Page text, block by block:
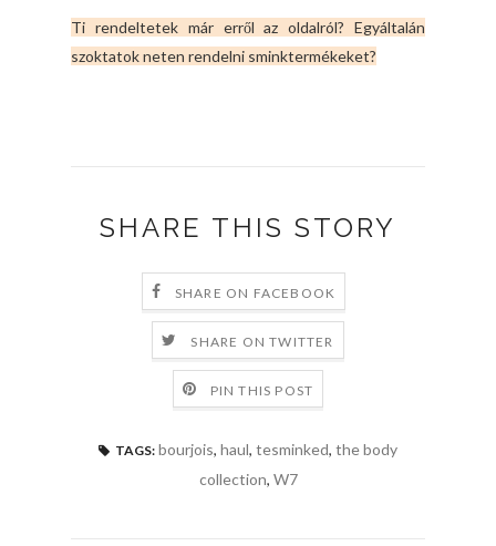
Ti rendeltetek már erről az oldalról? Egyáltalán
szoktatok neten rendelni sminktermékeket?
SHARE THIS STORY
SHARE ON FACEBOOK
SHARE ON TWITTER
PIN THIS POST
TAGS: bourjois, haul, tesminked, the body
collection, W7